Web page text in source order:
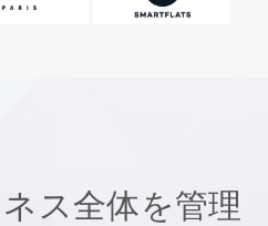
ス全体を管理